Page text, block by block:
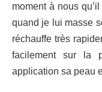
moment à nous
quand je lui masse
réchauffe très
facilement sur la
application sa peau